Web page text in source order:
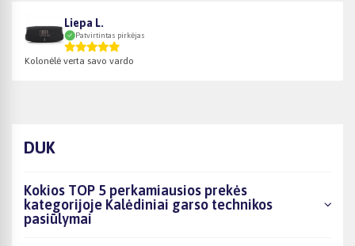
Liepa L.
Patvirtintas pirkėjas
Kolonėlė verta savo vardo
DUK
Kokios TOP 5 perkamiausios prekės
kategorijoje Kalėdiniai garso technikos
pasiūlymai